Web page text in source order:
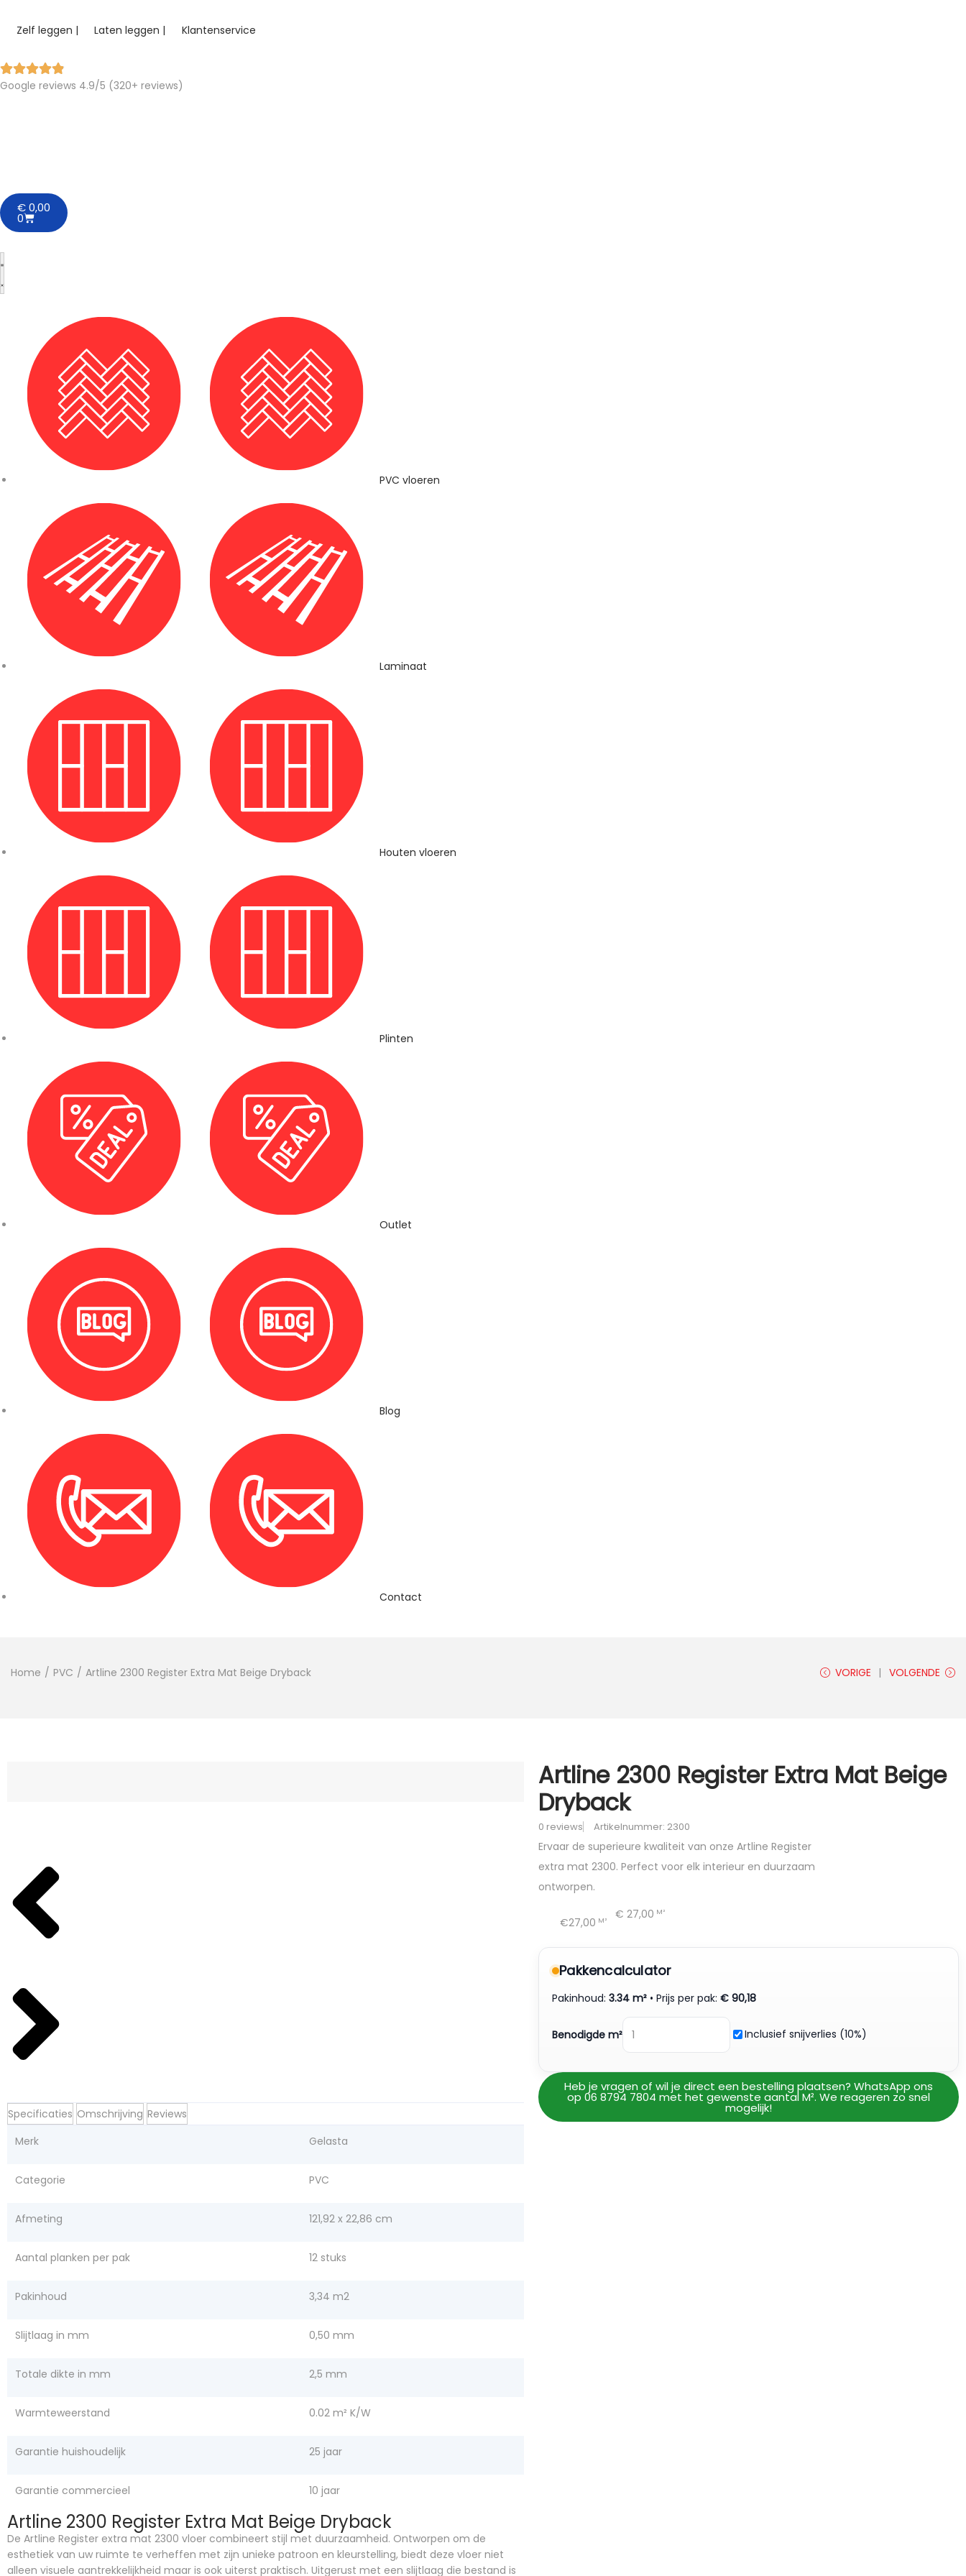
Zelf leggen | Laten leggen | Klantenservice
Google reviews 4.9/5 (320+ reviews)
€0,00
0
PVC vloeren
Laminaat
Houten vloeren
Plinten
Outlet
Blog
Contact
Home / PVC / Artline 2300 Register Extra Mat Beige Dryback VORIGE VOLGENDE
Specificaties Omschrijving Reviews
Merk
Gelasta
Categorie PVC
Afmeting 121,92 x 22,86 cm
Aantal planken per pak 12 stuks
Pakinhoud 3,34 m2
Slijtlaag in mm 0,50 mm
Totale dikte in mm 2,5 mm
Warmteweerstand 0.02 m² K/W
Garantie huishoudelijk 25 jaar
Garantie commercieel 10 jaar
Artline 2300 Register Extra Mat Beige Dryback
De Artline Register extra mat 2300 vloer combineert stijl met duurzaamheid. Ontworpen om de
esthetiek van uw ruimte te verheffen met zijn unieke patroon en kleurstelling, biedt deze vloer niet
alleen visuele aantrekkelijkheid maar is ook uiterst praktisch. Uitgerust met een slijtlaag die bestand is
Artline 2300 Register Extra Mat Beige
Dryback
0 reviews Artikelnummer: 2300
Ervaar de superieure kwaliteit van onze Artline Register
extra mat 2300. Perfect voor elk interieur en duurzaam
ontworpen.
€27,00 M² € 27,00 M²
Pakkencalculator
Pakinhoud:3.34 m² • Prijs per pak:€ 90,18
Benodigde m² Inclusief snijverlies (10%)
Heb je vragen of wil je direct een bestelling plaatsen? WhatsApp ons
op 06 8794 7804 met het gewenste aantal M². We reageren zo snel
mogelijk!